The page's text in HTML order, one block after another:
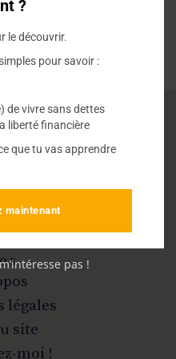
dettes
devenir libre
légales
site
moi !
?
le découvrir.
pour savoir :
de vivre sans dettes
liberté financière
que tu vas apprendre
maintenant
pas !